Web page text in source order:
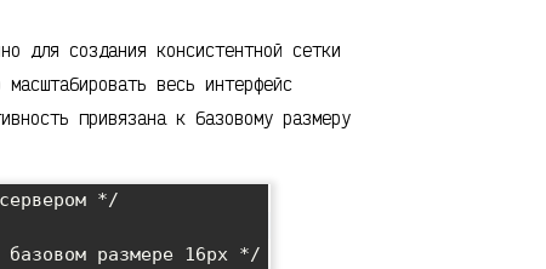
для создания консистентной сетки
весь интерфейс
привязана к базовому размеру
*/